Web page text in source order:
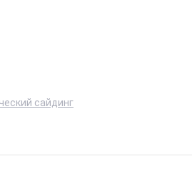
сайдинг